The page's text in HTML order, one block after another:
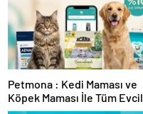
Petmona : Kedi Maması ve
Köpek Maması İle Tüm Evcil
Hayvan Ürünleri